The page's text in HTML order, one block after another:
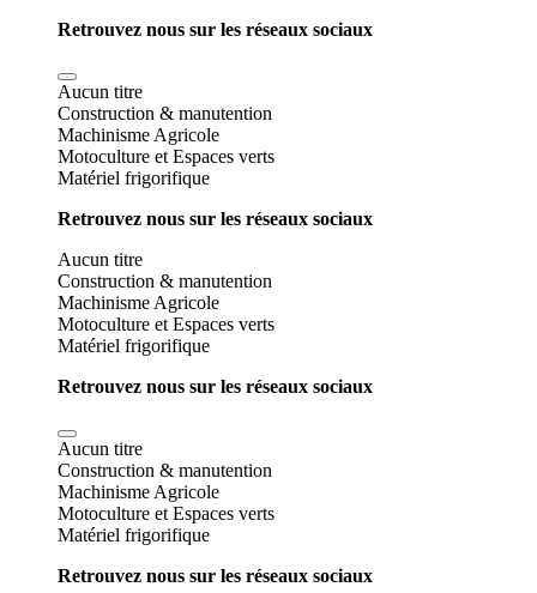
Retrouvez nous sur les réseaux sociaux
Aucun titre
Construction & manutention
Machinisme Agricole
Motoculture et Espaces verts
Matériel frigorifique
Retrouvez nous sur les réseaux sociaux
Aucun titre
Construction & manutention
Machinisme Agricole
Motoculture et Espaces verts
Matériel frigorifique
Retrouvez nous sur les réseaux sociaux
Aucun titre
Construction & manutention
Machinisme Agricole
Motoculture et Espaces verts
Matériel frigorifique
Retrouvez nous sur les réseaux sociaux